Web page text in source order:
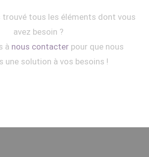
trouvé tous les éléments dont vous
avez besoin ?
à nous contacterpour que nous
une solution à vos besoins !